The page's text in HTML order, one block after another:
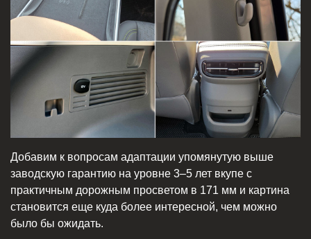
Добавим к вопросам адаптации упомянутую выше
заводскую гарантию на уровне 3–5 лет вкупе с
практичным дорожным просветом в 171 мм и картина
становится еще куда более интересной, чем можно
было бы ожидать.